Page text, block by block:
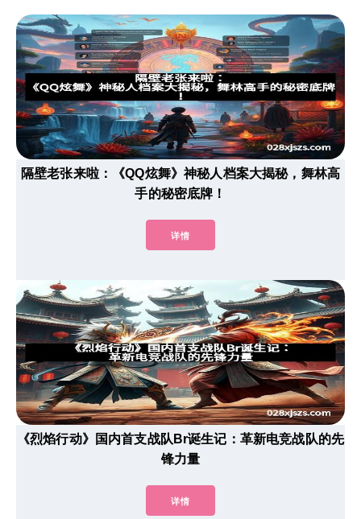
隔壁老张来啦：《QQ炫舞》神秘人档案大揭秘，舞林高
手的秘密底牌！
详情
《烈焰行动》国内首支战队Br诞生记：革新电竞战队的先
锋力量
详情